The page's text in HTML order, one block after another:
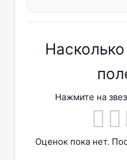
Нажмите на
Оценок пока нет.